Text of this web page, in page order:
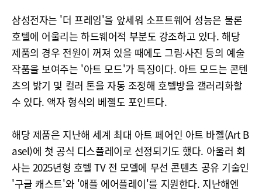
삼성전자는 '더 프레임'을 앞세워 소프트웨어 성능은 물론
호텔에 어울리는 하드웨어적 부분도 강조하고 있다. 해당
제품의 경우 전원이 꺼져 있을 때에도 그림∙사진 등의 예술
작품을 보여주는 '아트 모드'가 특징이다. 아트 모드는 콘텐
츠의 밝기 및 컬러 톤을 자동 조정해 호텔방을 갤러리화할
수 있다. 액자 형식의 베젤도 포인트다.
해당 제품은 지난해 세계 최대 아트 페어인 아트 바젤(Art B
asel)에 첫 공식 디스플레이로 선정되기도 했다. 아울러 회
사는 2025년형 호텔 TV 전 모델에 무선 콘텐츠 공유 기술인
'구글 캐스트'와 '애플 에어플레이'를 지원한다. 지난해엔